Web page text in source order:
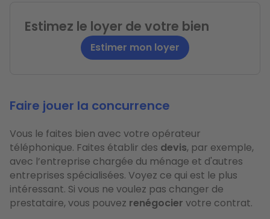
Estimez le loyer de votre bien
Estimer mon loyer
Faire jouer la concurrence
Vous le faites bien avec votre opérateur
téléphonique. Faites établir des devis, par exemple,
avec l’entreprise chargée du ménage et d'autres
entreprises spécialisées. Voyez ce qui est le plus
intéressant. Si vous ne voulez pas changer de
prestataire, vous pouvez renégocier votre contrat.